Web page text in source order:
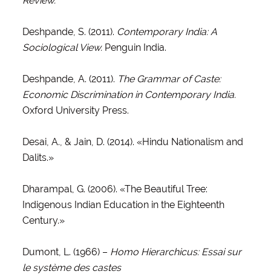
Deshpande, S. (2011). Contemporary India: A
Sociological View.Penguin India.
Deshpande, A. (2011). The Grammar of Caste:
Economic Discrimination in Contemporary India.
Oxford University Press.
Desai, A., & Jain, D. (2014). «Hindu Nationalism and
Dalits.»
Dharampal, G. (2006). «The Beautiful Tree:
Indigenous Indian Education in the Eighteenth
Century.»
Dumont, L. (1966) – Homo Hierarchicus: Essai sur
le système des castes